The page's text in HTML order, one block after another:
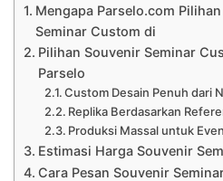
Mengapa Parselo.com
Seminar Custom di
Pilihan Souvenir Seminar
Parselo
Custom Desain Penuh dari
Replika Berdasarkan
Produksi Massal untuk
Estimasi Harga Souvenir
Cara Pesan Souvenir